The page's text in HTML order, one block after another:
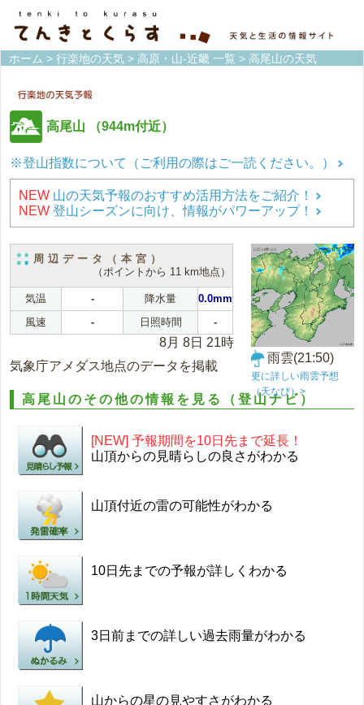
ホーム > 行楽地の天気 > 高原・山-近畿 一覧 > 高尾山の天気
高尾山 （944m付近）
※登山指数について（ご利用の際はご一読ください。）
NEW 山の天気予報のおすすめ活用方法をご紹介！
NEW 登山シーズンに向け、情報がパワーアップ！
周辺データ（本宮）
（ポイントから 11 km地点）
気温 - 降水量
0.0mm
風速
- 日照時間 -
8月 8日 21時
気象庁アメダス地点のデータを掲載
雨雲(21:50)
更に詳しい雨雲予想
（天なび）>
高尾山のその他の情報を見る（登山ナビ）
[NEW] 予報期間を10日先まで延長！
山頂からの見晴らしの良さがわかる
山頂付近の雷の可能性がわかる
10日先までの予報が詳しくわかる
3日前までの詳しい過去雨量がわかる
山からの星の見やすさがわかる